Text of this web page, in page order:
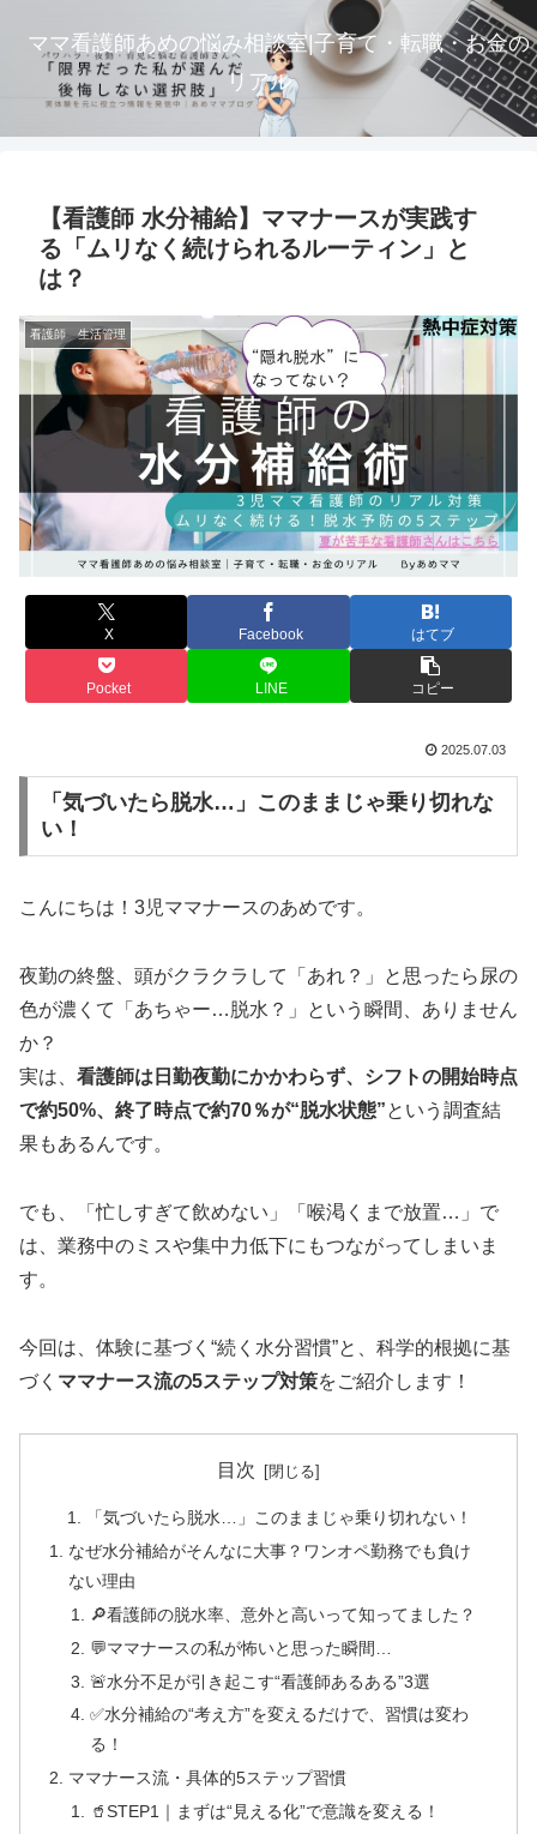
ママ看護師あめの悩み相談室|子育て・転職・お金の
リアル
【看護師 水分補給】ママナースが実践す
る「ムリなく続けられるルーティン」と
は？
看護師 生活管理
X Facebook はてブ
Pocket LINE コピー
2025.07.03
「気づいたら脱水…」このままじゃ乗り切れな
い！
こんにちは！3児ママナースのあめです。
夜勤の終盤、頭がクラクラして「あれ？」と思ったら尿の
色が濃くて「あちゃー…脱水？」という瞬間、ありません
か？
実は、 看護師は日勤夜勤にかかわらず、シフトの開始時点
で約50%、終了時点で約70％が“脱水状態”という調査結
果もあるんです。
でも、「忙しすぎて飲めない」「喉渇くまで放置…」で
は、業務中のミスや集中力低下にもつながってしまいま
す。
今回は、体験に基づく“続く水分習慣”と、科学的根拠に基
づく ママナース流の5ステップ対策をご紹介します！
目次
「気づいたら脱水…」このままじゃ乗り切れない！
なぜ水分補給がそんなに大事？ワンオペ勤務でも負け
ない理由
🔎看護師の脱水率、意外と高いって知ってました？
💬ママナースの私が怖いと思った瞬間…
🚨水分不足が引き起こす“看護師あるある”3選
✅水分補給の“考え方”を変えるだけで、習慣は変わ
る！
ママナース流・具体的5ステップ習慣
🥤STEP1｜まずは“見える化”で意識を変える！